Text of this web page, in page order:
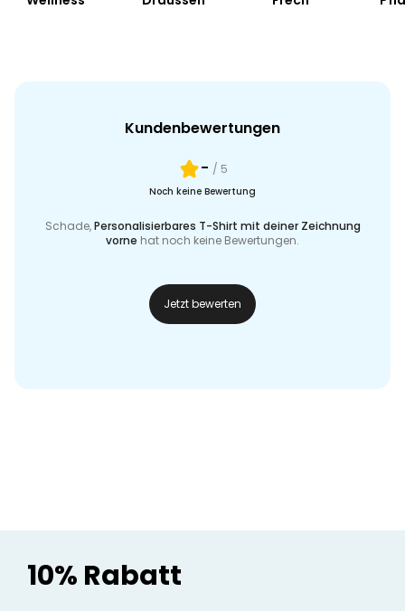
Kundenbewertungen
- / 5
Noch keine Bewertung
Schade,Personalisierbares T-Shirt mit deiner Zeichnung
vorne hat noch keine Bewertungen.
Jetzt bewerten
10% Rabatt